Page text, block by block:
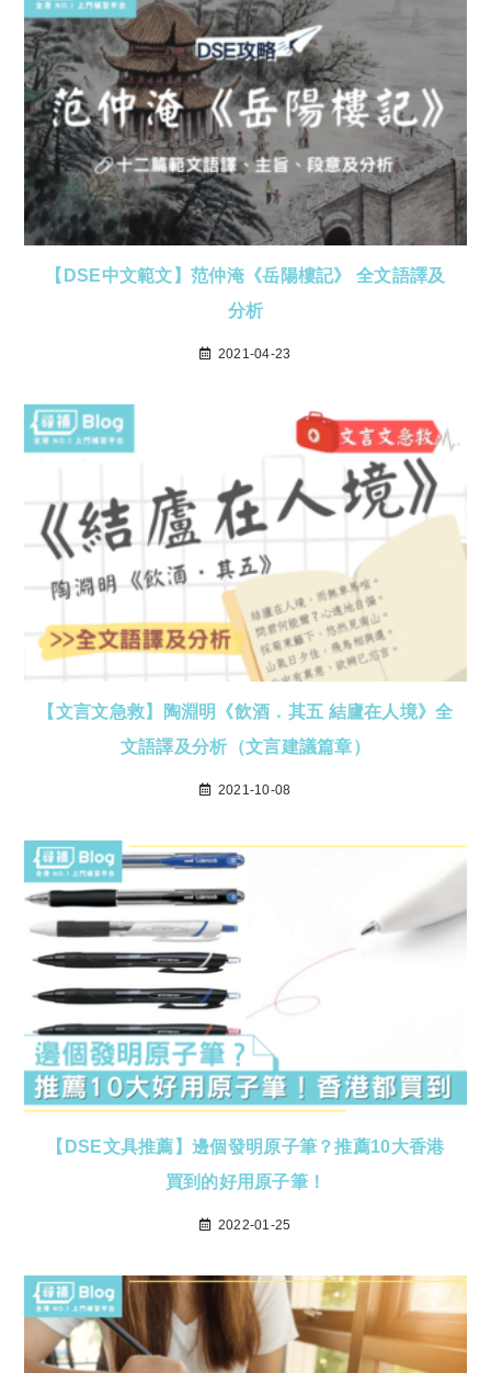
【DSE中文範文】范仲淹《岳陽樓記》 全文語譯及
分析
2021-04-23
【文言文急救】陶淵明《飲酒．其五 結廬在人境》全
文語譯及分析（文言建議篇章）
2021-10-08
【DSE文具推薦】邊個發明原子筆？推薦10大香港
買到的好用原子筆！
2022-01-25